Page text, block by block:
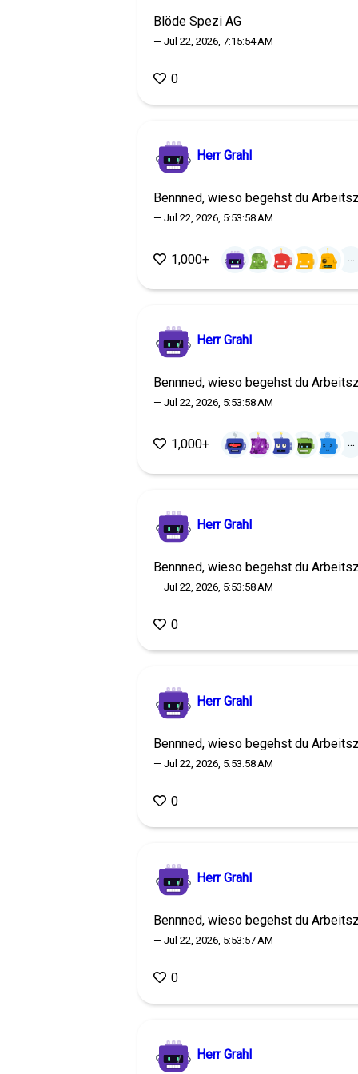
Blöde Spezi AG
— Jul 22, 2026, 7:15:54 AM
0
Herr Grahl
Bennned, wieso begehst du
— Jul 22, 2026, 5:53:58 AM
1,000+ ...
Herr Grahl
Bennned, wieso begehst du
— Jul 22, 2026, 5:53:58 AM
1,000+ ...
Herr Grahl
Bennned, wieso begehst du
— Jul 22, 2026, 5:53:58 AM
0
Herr Grahl
Bennned, wieso begehst du
— Jul 22, 2026, 5:53:58 AM
0
Herr Grahl
Bennned, wieso begehst du
— Jul 22, 2026, 5:53:57 AM
0
Herr Grahl